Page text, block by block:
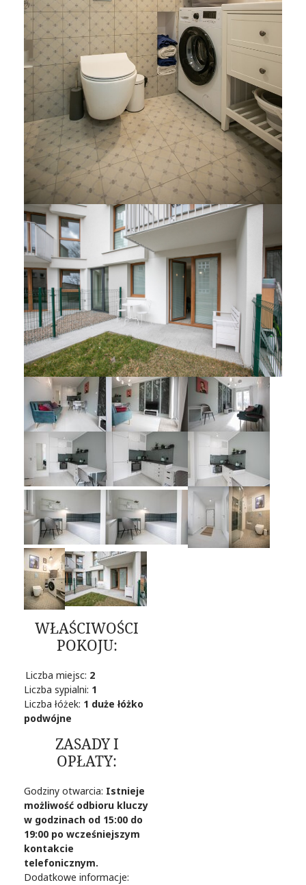
WŁAŚCIWOŚCI
POKOJU:
Liczba miejsc: 2
Liczba sypialni: 1
Liczba łóżek: 1 duże łóżko
podwójne
ZASADY I
OPŁATY:
Godziny otwarcia: Istnieje
możliwość odbioru kluczy
w godzinach od 15:00 do
19:00 po wcześniejszym
kontakcie
telefonicznym.
Dodatkowe informacje: